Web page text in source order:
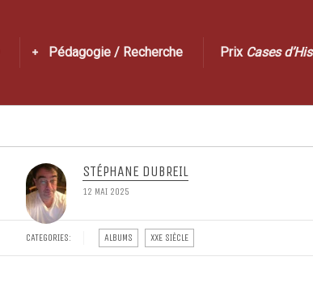
Pédagogie / Recherche Prix Cases
STÉPHANE DUBREIL
12 MAI 2025
CATEGORIES: ALBUMS XXE SIÈCLE